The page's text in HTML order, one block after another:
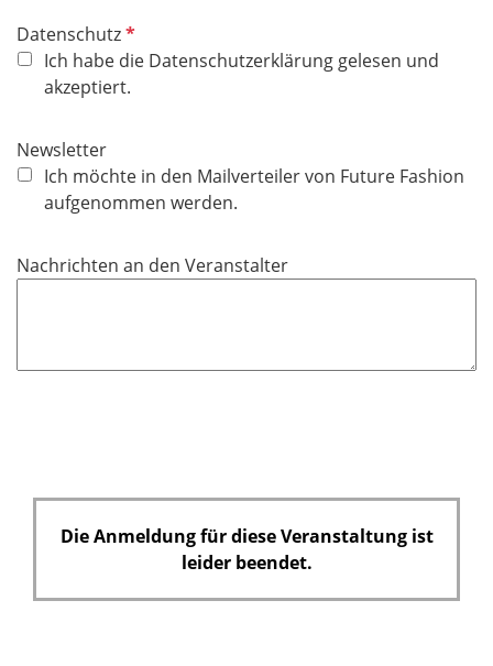
DatenschutzP
f
l
h
l
Ich habe die Datenschutzerklärung gelesen und
akzeptiert.
Newsletter
Ich möchte in den Mailverteiler von Future Fashion
aufgenommen werden.
Nachrichten an den Veranstalter
Die Anmeldung für diese Veranstaltung ist
leider beendet.